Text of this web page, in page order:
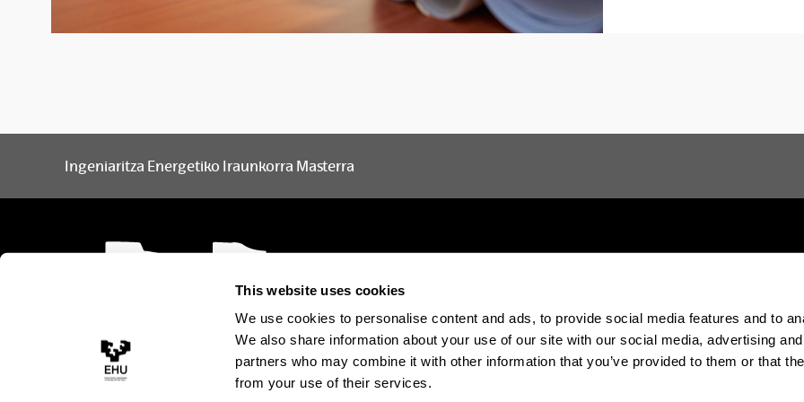
This website uses cookies
We use cookies to personalise content and ads, to provide social media features and to
We also share information about your use of our site with our social media, advertising
partners who may combine it with other information that you’ve provided to them or that
from your use of their services.
Ingeniaritza Energetiko Iraunkorra Masterra
The EHU in Tiktok
The EHU inThe